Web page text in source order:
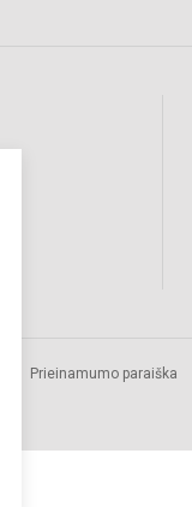
Prieinamumo paraiška